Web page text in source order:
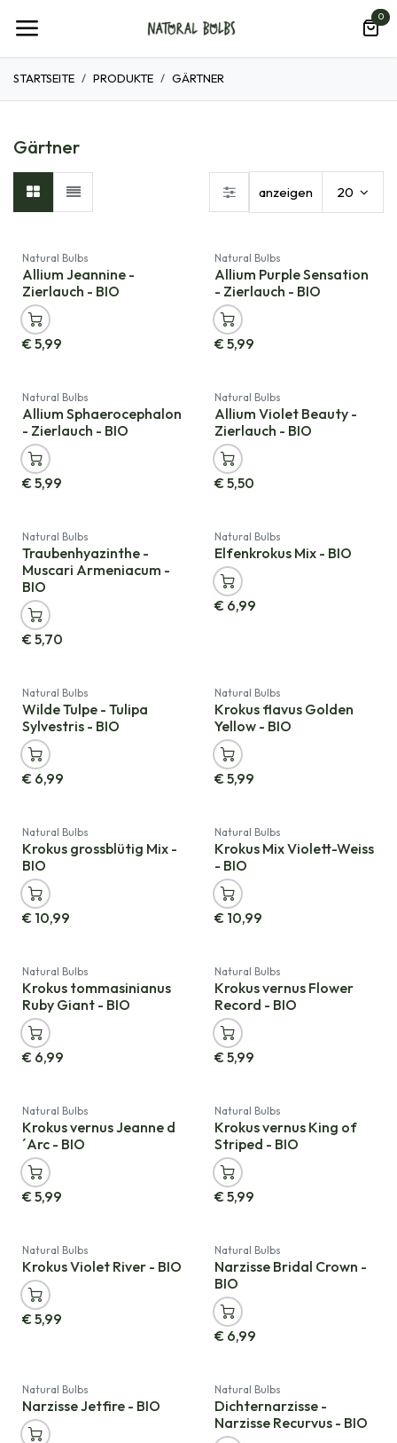
0
STARTSEITE PRODUKTE GÄRTNER
Gärtner
anzeigen 20
Natural Bulbs
Allium Jeannine -
Zierlauch - BIO
€5,99
Natural Bulbs
Allium Purple Sensation
- Zierlauch - BIO
€5,99
Natural Bulbs
Allium Sphaerocephalon
- Zierlauch - BIO
€5,99
Natural Bulbs
Allium Violet Beauty -
Zierlauch - BIO
€5,50
Natural Bulbs
Traubenhyazinthe -
Muscari Armeniacum -
BIO
€5,70
Natural Bulbs
Elfenkrokus Mix - BIO
€ 6,99
Natural Bulbs
Wilde Tulpe - Tulipa
Sylvestris - BIO
€ 6,99
Natural Bulbs
Krokus flavus Golden
Yellow - BIO
€5,99
Natural Bulbs
Krokus grossblütig Mix -
BIO
€ 10,99
Natural Bulbs
Krokus Mix Violett-Weiss
- BIO
€ 10,99
Natural Bulbs
Krokus tommasinianus
Ruby Giant - BIO
€ 6,99
Natural Bulbs
Krokus vernus Flower
Record - BIO
€5,99
Natural Bulbs
Krokus vernus Jeanne d
´Arc - BIO
€5,99
Nicht vorrätig
Natural Bulbs
Krokus vernus King of
Striped - BIO
€5,99
Natural Bulbs
Krokus Violet River - BIO
€5,99
Natural Bulbs
Narzisse Bridal Crown -
BIO
€ 6,99
Natural Bulbs
Narzisse Jetfire - BIO
Natural Bulbs
Dichternarzisse -
Narzisse Recurvus - BIO